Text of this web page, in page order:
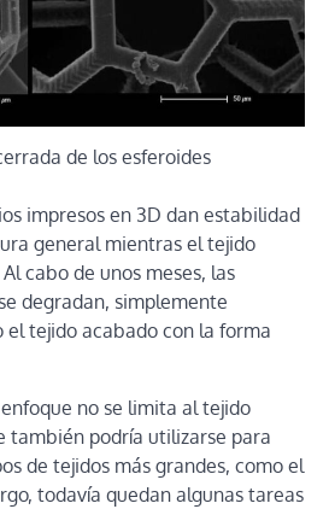
de los esferoides
impresos en 3D dan estabilidad
general mientras el tejido
cabo de unos meses, las
degradan, simplemente
el tejido acabado con la forma
no se limita al tejido
también podría utilizarse para
de tejidos más grandes, como el
todavía quedan algunas tareas